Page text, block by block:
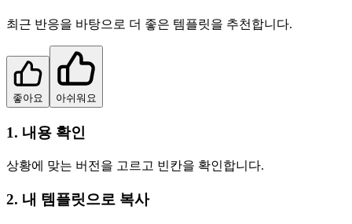
최근 반응을 바탕으로 더 좋은 템플릿을 추천합니다.
좋아요 아쉬워요
1. 내용 확인
상황에 맞는 버전을 고르고 빈칸을 확인합니다.
2. 내 템플릿으로 복사